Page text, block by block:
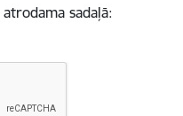
sadaļā: